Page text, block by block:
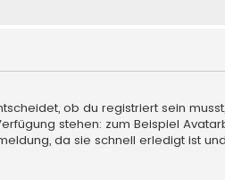
ob du registriert sein
stehen: zum Beispiel
da sie schnell erledigt ist